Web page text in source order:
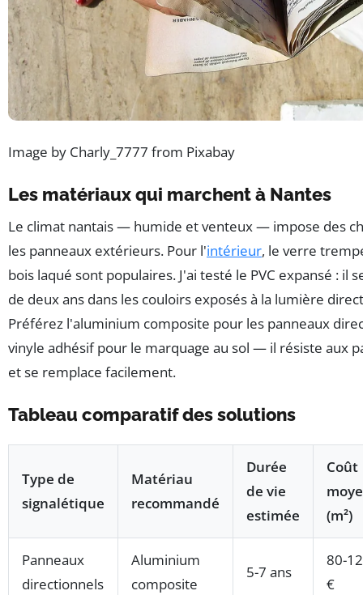
Image by Charly_7777 from Pixabay
Les matériaux qui marchent à Nantes
Le climat nantais — humide et venteux — impose des
les panneaux extérieurs. Pour l'intérieur, le verre
bois laqué sont populaires. J'ai testé le PVC expansé : il
de deux ans dans les couloirs exposés à la lumière
Préférez l'aluminium composite pour les panneaux
vinyle adhésif pour le marquage au sol — il résiste aux
et se remplace facilement.
Tableau comparatif des solutions
Type de
signalétique
Matériau
recommandé
Durée
de vie
estimée
Coût
(m²)
Panneaux
directionnels
Aluminium
composite
5-7 ans
80-
€